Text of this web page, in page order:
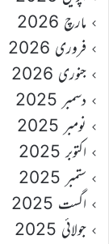
مارچ 2026
فروری 2026
جنوری 2026
دسمبر 2025
نومبر 2025
اکتوبر 2025
ستمبر 2025
اگست 2025
جولائی 2025